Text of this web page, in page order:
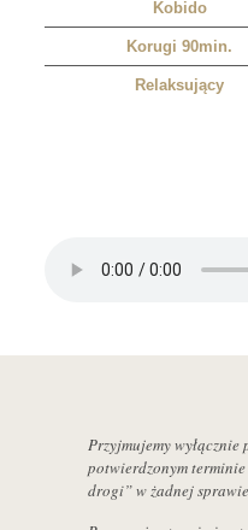
Kobido
Korugi 90min.
Relaksujący
Przyjmujemy wyłącznie
potwierdzonym
drogi” w żadnej